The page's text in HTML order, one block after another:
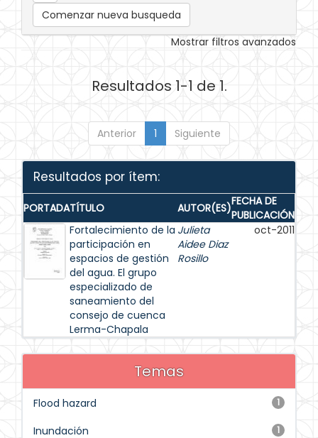
Comenzar nueva busqueda
Mostrar filtros avanzados
Resultados 1-1 de 1.
Anterior 1 Siguiente
Resultados por ítem:
PORTADATÍTULO AUTOR(ES)FECHA DE
PUBLICACIÓN
Fortalecimiento de la
participación en
espacios de gestión
del agua. El grupo
especializado de
saneamiento del
consejo de cuenca
Lerma-Chapala
Julieta
Aidee Diaz
Rosillo
oct-2011
Temas
1
Flood hazard
1
Inundación